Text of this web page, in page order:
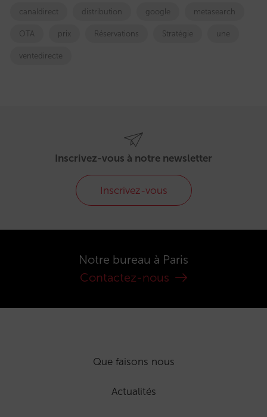
canaldirect distribution google metasearch
OTA prix Réservations Stratégie une
ventedirecte
Inscrivez-vous à notre newsletter
Inscrivez-vous
Notre bureau à Paris
Contactez-nous
Que faisons nous
Actualités